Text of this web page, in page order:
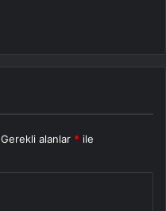
Gerekli alanlar * ile